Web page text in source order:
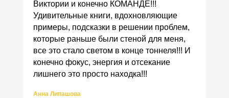
Виктории и конечно КОМАНДЕ!!!
Удивительные книги, вдохновляющие
примеры, подсказки в решении проблем,
которые раньше были стеной для меня,
все это стало светом в конце тоннеля!!! И
конечно фокус, энергия и отсекание
лишнего это просто находка!!!
Анна Липашова